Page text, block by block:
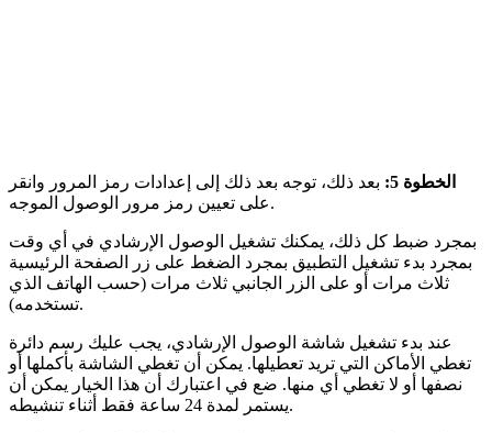
الخطوة 5:
بعد ذلك، توجه بعد ذلك إلى إعدادات رمز المرور وانقر
على تعيين رمز مرور الوصول الموجه.
بمجرد ضبط كل ذلك، يمكنك تشغيل الوصول الإرشادي في أي وقت
بمجرد بدء تشغيل التطبيق بمجرد الضغط على زر الصفحة الرئيسية
ثلاث مرات أو على الزر الجانبي ثلاث مرات (حسب الهاتف الذي
تستخدمه).
عند بدء تشغيل شاشة الوصول الإرشادي، يجب عليك رسم دائرة
تغطي الأماكن التي تريد تعطيلها. يمكن أن تغطي الشاشة بأكملها أو
نصفها أو لا تغطي أي منها. ضع في اعتبارك أن هذا الخيار يمكن أن
يستمر لمدة 24 ساعة فقط أثناء تنشيطه.